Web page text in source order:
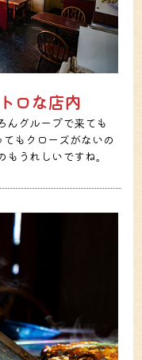
ロな店内
んグループで来ても
もクローズがないの
うれしいですね。